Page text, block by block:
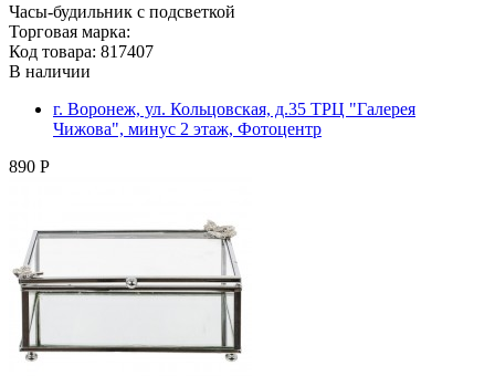
Часы-будильник с подсветкой
Торговая марка:
Код товара: 817407
В наличии
г. Воронеж, ул. Кольцовская, д.35 ТРЦ "Галерея
Чижова", минус 2 этаж, Фотоцентр
890 Р